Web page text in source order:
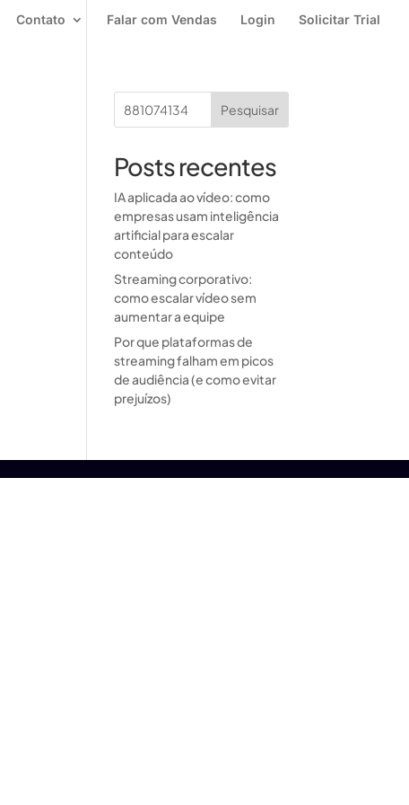
Contato Falar com Vendas Login Solicitar Trial
Posts recentes
IA aplicada ao vídeo: como
empresas usam inteligência
artificial para escalar
conteúdo
Streaming corporativo:
como escalar vídeo sem
aumentar a equipe
Por que plataformas de
streaming falham em picos
de audiência (e como evitar
prejuízos)